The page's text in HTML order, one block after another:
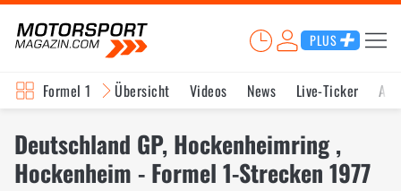
PLUS
Formel 1 Übersicht Videos News Live-Ticker
Deutschland GP, Hockenheimring ,
Hockenheim - Formel 1-Strecken 1977